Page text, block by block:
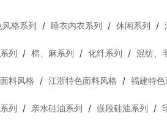
格系列 / 睡衣内衣系列 / 休闲系列 /
列 / 棉、麻系列 / 化纤系列 / 混纺、
料风格 / 江浙特色面料风格 / 福建特
列 / 亲水硅油系列 / 嵌段硅油系列 /